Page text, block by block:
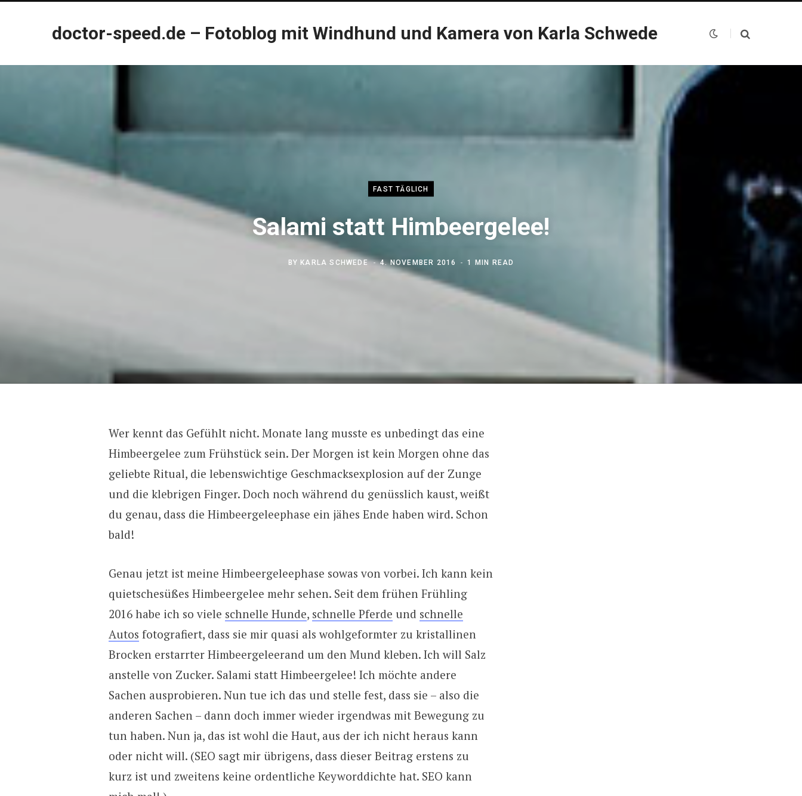
doctor-speed.de – Fotoblog mit Windhund und Kamera von Karla Schwede
FAST TÄGLICH
Salami statt Himbeergelee!
BY KARLA SCHWEDE 4. NOVEMBER 2016 1 MIN READ
Wer kennt das Gefühlt nicht. Monate lang musste es unbedingt das eine
Himbeergelee zum Frühstück sein. Der Morgen ist kein Morgen ohne das
geliebte Ritual, die lebenswichtige Geschmacksexplosion auf der Zunge
und die klebrigen Finger. Doch noch während du genüsslich kaust, weißt
du genau, dass die Himbeergeleephase ein jähes Ende haben wird. Schon
bald!
Genau jetzt ist meine Himbeergeleephase sowas von vorbei. Ich kann kein
quietschesüßes Himbeergelee mehr sehen. Seit dem frühen Frühling
2016 habe ich so viele schnelle Hunde, schnelle Pferde und schnelle
Autos fotografiert, dass sie mir quasi als wohlgeformter zu kristallinen
Brocken erstarrter Himbeergeleerand um den Mund kleben. Ich will Salz
anstelle von Zucker. Salami statt Himbeergelee! Ich möchte andere
Sachen ausprobieren. Nun tue ich das und stelle fest, dass sie – also die
anderen Sachen – dann doch immer wieder irgendwas mit Bewegung zu
tun haben. Nun ja, das ist wohl die Haut, aus der ich nicht heraus kann
oder nicht will. (SEO sagt mir übrigens, dass dieser Beitrag erstens zu
kurz ist und zweitens keine ordentliche Keyworddichte hat. SEO kann